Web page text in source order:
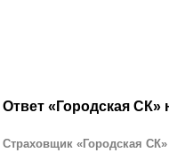
Ответ «Городская СК»
Страховщик «Городская